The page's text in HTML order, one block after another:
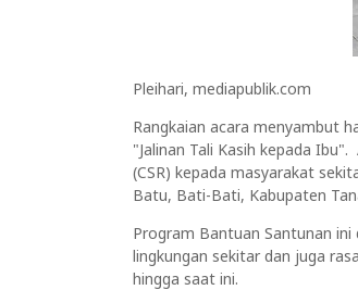
Pleihari, mediapublik.com
Rangkaian acara menyambut
"Jalinan Tali Kasih kepada
(CSR) kepada masyarakat
Batu, Bati-Bati, Kabupaten
Program Bantuan Santunan
lingkungan sekitar dan juga
hingga saat ini.